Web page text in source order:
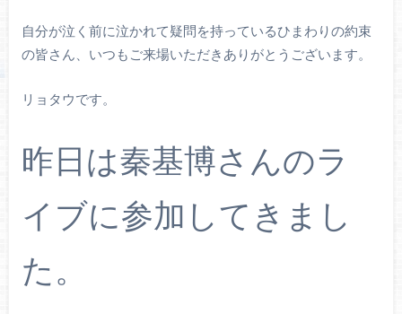
自分が泣く前に泣かれて疑問を持っているひまわりの約束
の皆さん、いつもご来場いただきありがとうございます。
リョタウです。
昨日は秦基博さんのラ
イブに参加してきまし
た。